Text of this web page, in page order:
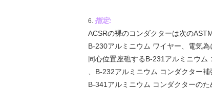
6. 指定:
ACSRの裸のコンダクターは次の
B-230アルミニウム ワイヤー、電気
同心位置座礁するB-231アルミニウム
、B-232アルミニウム コンダクター
B-341アルミニウム コンダクターの